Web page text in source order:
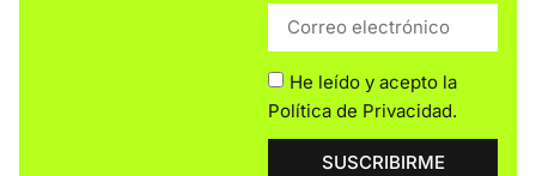
He leído y acepto la
Política de Privacidad.
SUSCRIBIRME